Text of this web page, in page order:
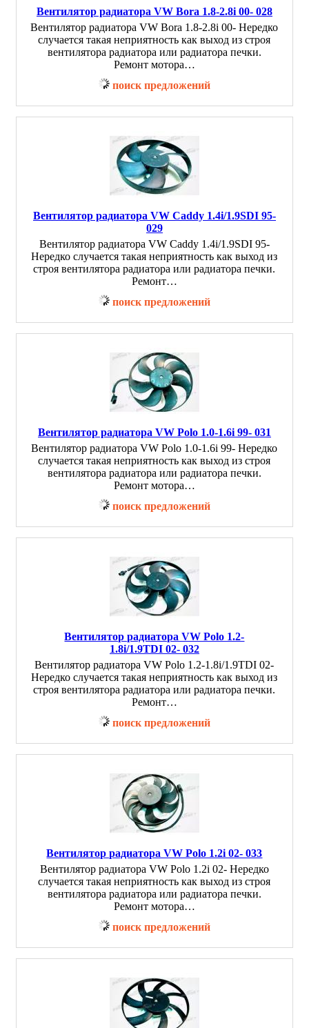
Вентилятор радиатора VW Bora 1.8-2.8i 00- 028
Вентилятор радиатора VW Bora 1.8-2.8i 00- Нередко
случается такая неприятность как выход из строя
вентилятора радиатора или радиатора печки.
Ремонт мотора…
поиск предложений
Вентилятор радиатора VW Caddy 1.4i/1.9SDI 95-
029
Вентилятор радиатора VW Caddy 1.4i/1.9SDI 95-
Нередко случается такая неприятность как выход из
строя вентилятора радиатора или радиатора печки.
Ремонт…
поиск предложений
Вентилятор радиатора VW Polo 1.0-1.6i 99- 031
Вентилятор радиатора VW Polo 1.0-1.6i 99- Нередко
случается такая неприятность как выход из строя
вентилятора радиатора или радиатора печки.
Ремонт мотора…
поиск предложений
Вентилятор радиатора VW Polo 1.2-
1.8i/1.9TDI 02- 032
Вентилятор радиатора VW Polo 1.2-1.8i/1.9TDI 02-
Нередко случается такая неприятность как выход из
строя вентилятора радиатора или радиатора печки.
Ремонт…
поиск предложений
Вентилятор радиатора VW Polo 1.2i 02- 033
Вентилятор радиатора VW Polo 1.2i 02- Нередко
случается такая неприятность как выход из строя
вентилятора радиатора или радиатора печки.
Ремонт мотора…
поиск предложений